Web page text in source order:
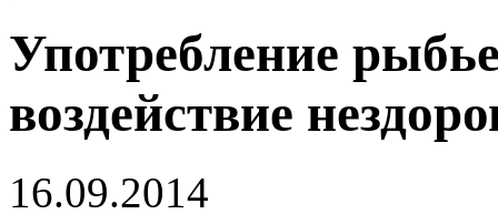
Употребление
воздействие
16.09.2014